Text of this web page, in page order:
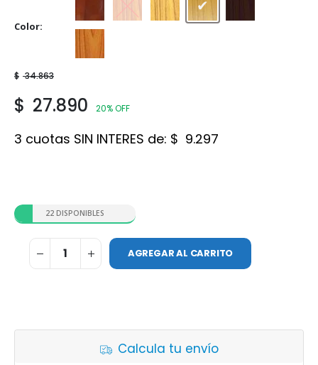
Color
Caoba Cedro Cristal Natural
Roble
$ 34.863
$ 27.890 20% OFF
3 cuotas SIN INTERES de: $ 9.297
22 DISPONIBLES
AGREGAR AL CARRITO
Calcula tu envío